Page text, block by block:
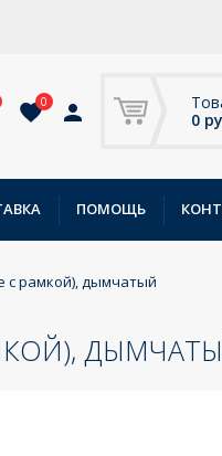
0
0
ПОМОЩЬ
с рамкой), дымчатый